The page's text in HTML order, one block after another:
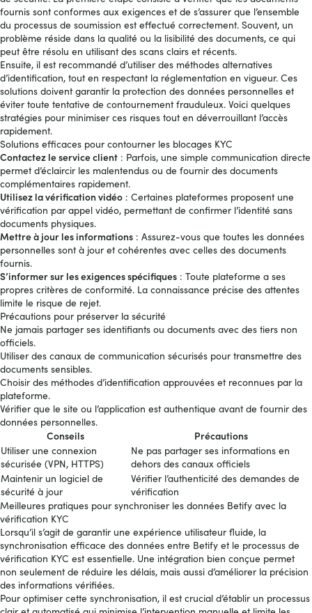
fournis sont conformes aux exigences et de s’assurer que l’ensemble
du processus de soumission est effectué correctement. Souvent, un
problème réside dans la qualité ou la lisibilité des documents, ce qui
peut être résolu en utilisant des scans clairs et récents.
Ensuite, il est recommandé d’utiliser des méthodes alternatives
d’identification, tout en respectant la réglementation en vigueur. Ces
solutions doivent garantir la protection des données personnelles et
éviter toute tentative de contournement frauduleux. Voici quelques
stratégies pour minimiser ces risques tout en déverrouillant l’accès
rapidement.
Solutions efficaces pour contourner les blocages KYC
Contactez le service client : Parfois, une simple communication directe
permet d’éclaircir les malentendus ou de fournir des documents
complémentaires rapidement.
Utilisez la vérification vidéo : Certaines plateformes proposent une
vérification par appel vidéo, permettant de confirmer l’identité sans
documents physiques.
Mettre à jour les informations : Assurez-vous que toutes les données
personnelles sont à jour et cohérentes avec celles des documents
fournis.
S’informer sur les exigences spécifiques : Toute plateforme a ses
propres critères de conformité. La connaissance précise des attentes
limite le risque de rejet.
Précautions pour préserver la sécurité
Ne jamais partager ses identifiants ou documents avec des tiers non
officiels.
Utiliser des canaux de communication sécurisés pour transmettre des
documents sensibles.
Choisir des méthodes d’identification approuvées et reconnues par la
plateforme.
Vérifier que le site ou l’application est authentique avant de fournir des
données personnelles.
Conseils Précautions
Utiliser une connexion
sécurisée (VPN, HTTPS)
Ne pas partager ses informations en
dehors des canaux officiels
Maintenir un logiciel de
sécurité à jour
Vérifier l’authenticité des demandes de
vérification
Meilleures pratiques pour synchroniser les données Betify avec la
vérification KYC
Lorsqu’il s’agit de garantir une expérience utilisateur fluide, la
synchronisation efficace des données entre Betify et le processus de
vérification KYC est essentielle. Une intégration bien conçue permet
non seulement de réduire les délais, mais aussi d’améliorer la précision
des informations vérifiées.
Pour optimiser cette synchronisation, il est crucial d’établir un processus